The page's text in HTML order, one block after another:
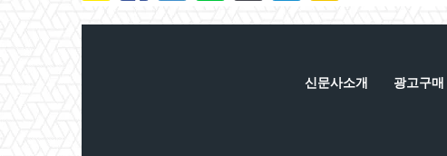
신문사소개 광고구매